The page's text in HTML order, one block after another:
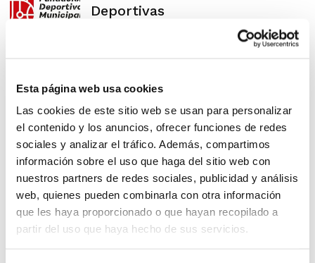
Esta página web usa cookies
Las cookies de este sitio web se usan para personalizar
el contenido y los anuncios, ofrecer funciones de redes
sociales y analizar el tráfico. Además, compartimos
información sobre el uso que haga del sitio web con
nuestros partners de redes sociales, publicidad y análisis
web, quienes pueden combinarla con otra información
que les haya proporcionado o que hayan recopilado a
partir del uso que haya hecho de sus servicios.
Deportivas
Valencia
Escuelas Deportivas para
entrenar durante el curso